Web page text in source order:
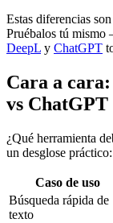
Estas diferencias
Pruébalos tú mismo
DeepL y ChatGPT
Cara a
vs ChatGPT
¿Qué herramienta
un desglose práctico:
Caso de uso
Búsqueda rápida de
texto